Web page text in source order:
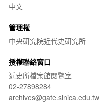
中文
管理權
中央研究院近代史研究所
授權聯絡窗口
近史所檔案館閱覽室
02-27898284
archives@gate.sinica.edu.tw